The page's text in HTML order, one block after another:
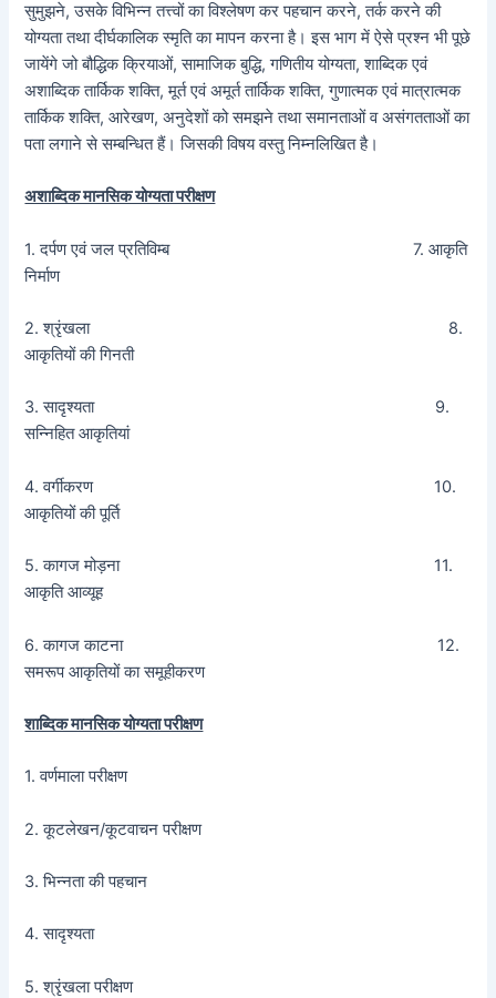
सुमुझने, उसके विभिन्न तत्त्वों का विश्लेषण कर पहचान करने, तर्क करने की
योग्यता तथा दीर्घकालिक स्मृति का मापन करना है। इस भाग में ऐसे प्रश्न भी पूछे
जायेंगे जो बौद्धिक क्रियाओं, सामाजिक बुद्धि, गणितीय योग्यता, शाब्दिक एवं
अशाब्दिक तार्किक शक्ति, मूर्त एवं अमूर्त तार्किक शक्ति, गुणात्मक एवं मात्रात्मक
तार्किक शक्ति, आरेखण, अनुदेशों को समझने तथा समानताओं व असंगतताओं का
पता लगाने से सम्बन्धित हैं। जिसकी विषय वस्तु निम्नलिखित है।
अशाब्दिक मानसिक योग्यता परीक्षण
1. दर्पण एवं जल प्रतिविम्ब 7. आकृति
निर्माण
2. श्रृंखला 8.
आकृतियों की गिनती
3. सादृश्यता 9.
सन्निहित आकृतियां
4. वर्गीकरण 10.
आकृतियों की पूर्ति
5. कागज मोड़ना 11.
आकृति आव्यूह
6. कागज काटना 12.
समरूप आकृतियों का समूहीकरण
शाब्दिक मानसिक योग्यता परीक्षण
1. वर्णमाला परीक्षण
2. कूटलेखन/कूटवाचन परीक्षण
3. भिन्नता की पहचान
4. सादृश्यता
5. श्रृंखला परीक्षण